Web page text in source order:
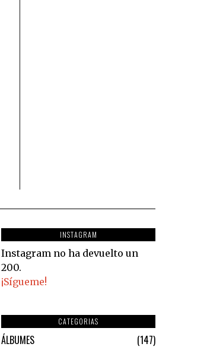
INSTAGRAM
Instagram no ha devuelto un
200.
¡Sígueme!
CATEGORIAS
ÁLBUMES
147